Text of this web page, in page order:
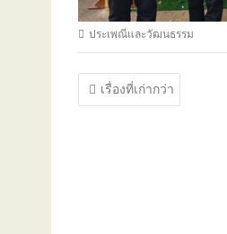
ประเพณีและวัฒนธรรม
แนะแนว
เรื่อง
เรื่องที่เก่ากว่า